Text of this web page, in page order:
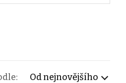
Od nejnovějšího